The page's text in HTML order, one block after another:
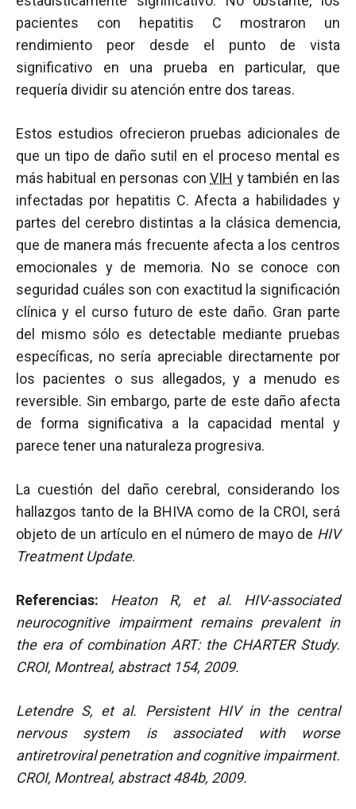
pacientes con hepatitis C mostraron un
rendimiento peor desde el punto de vista
significativo en una prueba en particular, que
requería dividir su atención entre dos tareas.
Estos estudios ofrecieron pruebas adicionales de
que un tipo de daño sutil en el proceso mental es
más habitual en personas conVIH y también en las
infectadas por hepatitis C. Afecta a habilidades y
partes del cerebro distintas a la clásica demencia,
que de manera más frecuente afecta a los centros
emocionales y de memoria. No se conoce con
seguridad cuáles son con exactitud la significación
clínica y el curso futuro de este daño. Gran parte
del mismo sólo es detectable mediante pruebas
específicas, no sería apreciable directamente por
los pacientes o sus allegados, y a menudo es
reversible. Sin embargo, parte de este daño afecta
de forma significativa a la capacidad mental y
parece tener una naturaleza progresiva.
La cuestión del daño cerebral, considerando los
hallazgos tanto de la BHIVA como de la CROI, será
objeto de un artículo en el número de mayo de HIV
Treatment Update.
Referencias: Heaton R, et al. HIV-associated
neurocognitive impairment remains prevalent in
the era of combination ART: the CHARTER Study.
CROI, Montreal, abstract 154, 2009.
Letendre S, et al. Persistent HIV in the central
nervous system is associated with worse
antiretroviral penetration and cognitive impairment.
CROI, Montreal, abstract 484b, 2009.